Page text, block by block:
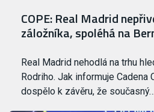
COPE: Real Madrid
záložníka, spoléhá na
Real Madrid nehodlá na trhu
Rodriho. Jak informuje Cadena
dospělo k závěru, že současný…